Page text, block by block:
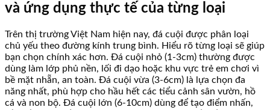
và ứng dụng thực tế của từng loại
Trên thị trường Việt Nam hiện nay, đá cuội được phân loại
chủ yếu theo đường kính trung bình. Hiểu rõ từng loại sẽ giúp
bạn chọn chính xác hơn. Đá cuội nhỏ (1-3cm) thường được
dùng làm lớp phủ nền, lối đi dạo hoặc khu vực trẻ em chơi vì
bề mặt nhẵn, an toàn. Đá cuội vừa (3-6cm) là lựa chọn đa
năng nhất, phù hợp cho hầu hết các tiểu cảnh sân vườn, hồ
cá và non bộ. Đá cuội lớn (6-10cm) dùng để tạo điểm nhấn,